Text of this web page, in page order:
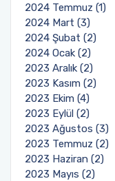
2024 Temmuz (1)
2024 Mart (3)
2024 Şubat (2)
2024 Ocak (2)
2023 Aralık (2)
2023 Kasım (2)
2023 Ekim (4)
2023 Eylül (2)
2023 Ağustos (3)
2023 Temmuz (2)
2023 Haziran (2)
2023 Mayıs (2)